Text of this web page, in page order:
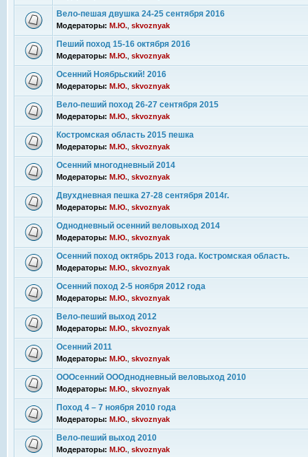
Вело-пешая двушка 24-25 сентября 2016
Модераторы: М.Ю. skvoznyak
Пеший поход 15-16 октября 2016
Модераторы: М.Ю. skvoznyak
Осенний Ноябрьский! 2016
Модераторы: М.Ю. skvoznyak
Вело-пеший поход 26-27 сентября 2015
Модераторы: М.Ю. skvoznyak
Костромская область 2015 пешка
Модераторы: М.Ю. skvoznyak
Осенний многодневный 2014
Модераторы: М.Ю. skvoznyak
Двухдневная пешка 27-28 сентября 2014г.
Модераторы: М.Ю. skvoznyak
Однодневный осенний веловыход 2014
Модераторы: М.Ю. skvoznyak
Осенний поход октябрь 2013 года. Костромская область.
Модераторы: М.Ю. skvoznyak
Осенний поход 2-5 ноября 2012 года
Модераторы: М.Ю. skvoznyak
Вело-пеший выход 2012
Модераторы: М.Ю. skvoznyak
Осенний 2011
Модераторы: М.Ю. skvoznyak
ОООсенний ОООднодневный веловыход 2010
Модераторы: М.Ю. skvoznyak
Поход 4 – 7 ноября 2010 года
Модераторы: М.Ю. skvoznyak
Вело-пеший выход 2010
Модераторы: М.Ю. skvoznyak